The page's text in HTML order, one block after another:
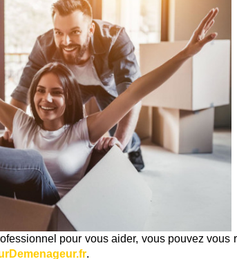
pour vous aider, vous pouvez vous
.